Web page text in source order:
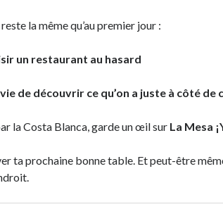
la même qu’au premier jour :
un restaurant au hasard
de découvrir ce qu’on a juste à côté de
la Costa Blanca, garde un œil sur La Mesa
ta prochaine bonne table. Et peut-être